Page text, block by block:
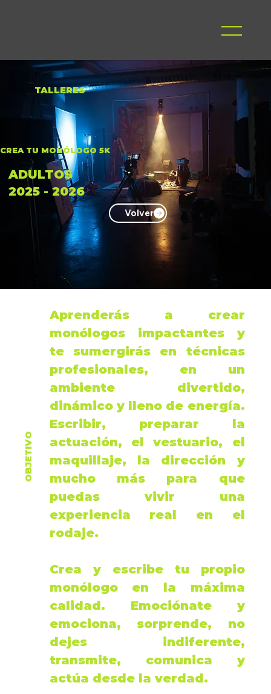
TALLERES
CREA TU MONÓLOGO 5K
ADULTOS
2025 - 2026
Volver
OBJETIVO
Aprenderás a crear
monólogos impactantes y
te sumergirás en técnicas
profesionales, en un
ambiente divertido,
dinámico y lleno de energía.
Escribir, preparar la
actuación, elvestuario, el
maquillaje, la dirección y
mucho más para que
puedas vivir una
experiencia real en el
rodaje.
Crea y escribe tu propio
monólogo en la máxima
calidad. Emociónate y
emociona, sorprende, no
dejes indiferente,
transmite, comunica y
actúa desde la verdad.